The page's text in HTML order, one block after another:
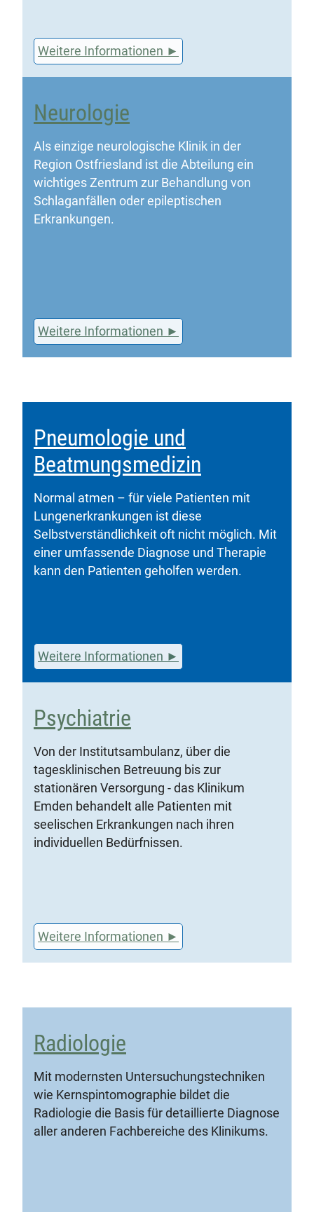
Weitere Informationen
Neurologie
Als einzige neurologische Klinik in der
Region Ostfriesland ist die Abteilung ein
wichtiges Zentrum zur Behandlung von
Schlaganfällen oder epileptischen
Erkrankungen.
Weitere Informationen
Pneumologie und
Beatmungsmedizin
Normal atmen – für viele Patienten mit
Lungenerkrankungen ist diese
Selbstverständlichkeit oft nicht möglich. Mit
einer umfassende Diagnose und Therapie
kann den Patienten geholfen werden.
Weitere Informationen
Psychiatrie
Von der Institutsambulanz, über die
tagesklinischen Betreuung bis zur
stationären Versorgung - das Klinikum
Emden behandelt alle Patienten mit
seelischen Erkrankungen nach ihren
individuellen Bedürfnissen.
Weitere Informationen
Radiologie
Mit modernsten Untersuchungstechniken
wie Kernspintomographie bildet die
Radiologie die Basis für detaillierte Diagnose
aller anderen Fachbereiche des Klinikums.